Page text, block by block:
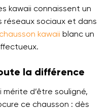
kawaii connaissent un
réseaux sociaux et dans
chausson kawaii blanc un
la différence
mérite d’être souligné,
ce chausson : dès